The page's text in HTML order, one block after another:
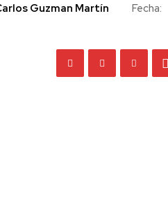
Guzman Martín Fecha: